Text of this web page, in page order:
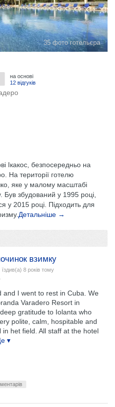
35 фото готельєра
на основі
12 відгуків
Ікакос, безпосередньо на
На території готелю
яке у малому масштабі
збудований у 1995 році,
у 2015 році. Підходить для
Детальніше →
взимку
їздив(а) 8 років тому
and I went to rest in Cuba. We
Varadero Resort in
gratitude to Iolanta who
polite, calm, hospitable and
het field. All staff at the hotel
▾